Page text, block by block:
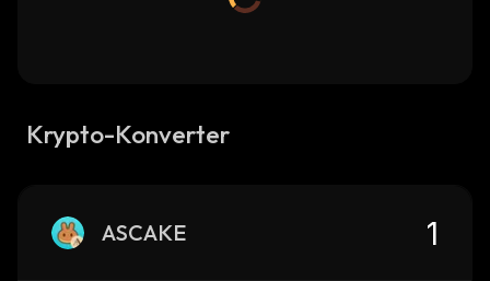
Krypto-Konverter
ASCAKE